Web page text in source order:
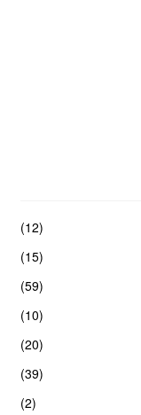
(12)
(15)
(59)
(10)
(20)
(39)
(2)